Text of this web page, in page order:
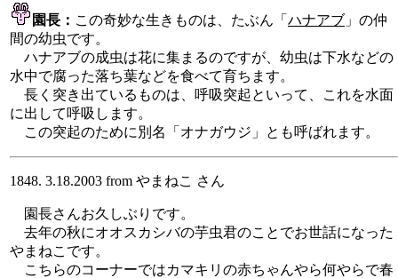
園長： この奇妙な生きものは、たぶん「 ハナアブ 」の仲
間の幼虫です。
ハナアブの成虫は花に集まるのですが、幼虫は下水などの
水中で腐った落ち葉などを食べて育ちます。
長く突き出ているものは、呼吸突起といって、これを水面
に出して呼吸します。
この突起のために別名「オナガウジ」とも呼ばれます。
1848. 3.18.2003 from やまねこ さん
園長さんお久しぶりです。
去年の秋にオオスカシバの芋虫君のことでお世話になった
やまねこです。
こちらのコーナーではカマキリの赤ちゃんやら何やらで春